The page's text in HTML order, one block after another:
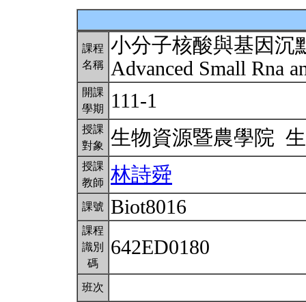
課程
名稱
小分子核酸與基因沉
Advanced Small Rna
開課
學期
111-1
授課
對象
生物資源暨農學院
授課
教師
林詩舜
課號 Biot8016
課程
識別
碼
642ED0180
班次